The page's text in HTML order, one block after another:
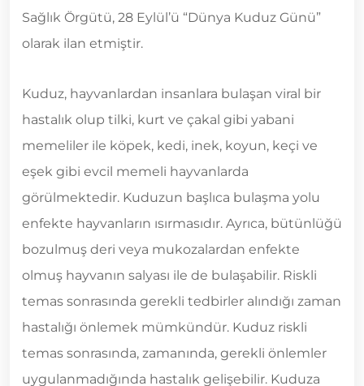
Sağlık Örgütü, 28 Eylül’ü “Dünya Kuduz Günü”
olarak ilan etmiştir.
Kuduz, hayvanlardan insanlara bulaşan viral bir
hastalık olup tilki, kurt ve çakal gibi yabani
memeliler ile köpek, kedi, inek, koyun, keçi ve
eşek gibi evcil memeli hayvanlarda
görülmektedir. Kuduzun başlıca bulaşma yolu
enfekte hayvanların ısırmasıdır. Ayrıca, bütünlüğü
bozulmuş deri veya mukozalardan enfekte
olmuş hayvanın salyası ile de bulaşabilir. Riskli
temas sonrasında gerekli tedbirler alındığı zaman
hastalığı önlemek mümkündür. Kuduz riskli
temas sonrasında, zamanında, gerekli önlemler
uygulanmadığında hastalık gelişebilir. Kuduza